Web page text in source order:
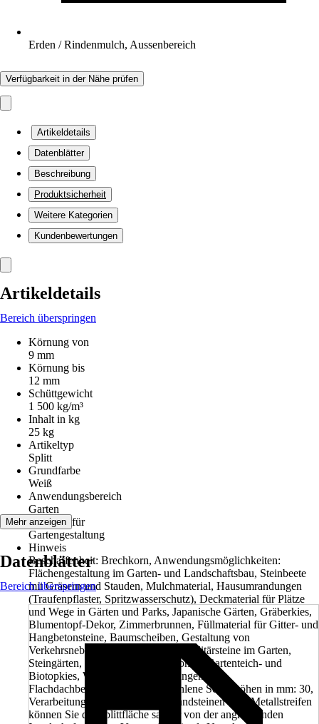
Erden / Rindenmulch, Aussenbereich
Verfügbarkeit in der Nähe prüfen
Artikeldetails
Datenblätter
Beschreibung
Produktsicherheit
Weitere Kategorien
Kundenbewertungen
Artikeldetails
Bereich überspringen
Körnung von
9 mm
Körnung bis
12 mm
Schüttgewicht
1 500 kg/m³
Inhalt in kg
25 kg
Artikeltyp
Splitt
Grundfarbe
Weiß
Anwendungsbereich
Garten
Geeignet für
Gartengestaltung
Hinweis
Beschaffenheit: Brechkorn, Anwendungsmöglichkeiten:
Flächengestaltung im Garten- und Landschaftsbau, Steinbeete
mit Gräsern und Stauden, Mulchmaterial, Hausumrandungen
(Traufenpflaster, Spritzwasserschutz), Deckmaterial für Plätze
und Wege in Gärten und Parks, Japanische Gärten, Gräberkies,
Blumentopf-Dekor, Zimmerbrunnen, Füllmaterial für Gitter- und
Hangbetonsteine, Baumscheiben, Gestaltung von
Verkehrsnebenflächen, Aquaristik, Solitärsteine im Garten,
Steingärten, Füllmaterial für Gabionen, Gartenteich- und
Biotopkies, Wasserläufe, Pflasterungen,
Flachdachbeschüttungen., Empfohlene Schütthöhen in mm: 30,
Verarbeitung/Anwendung: Mit Randsteinen oder Metallstreifen
können Sie die Splittfläche sauber von der angrenzenden
Mehr anzeigen
Datenblätter
Bereich überspringen